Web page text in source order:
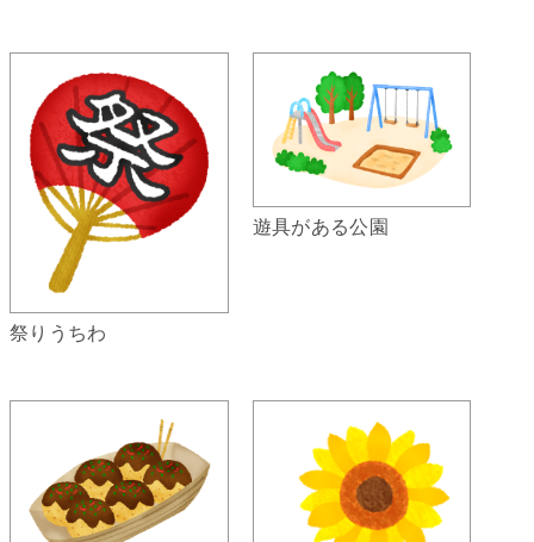
祭りうちわ
遊具がある公園